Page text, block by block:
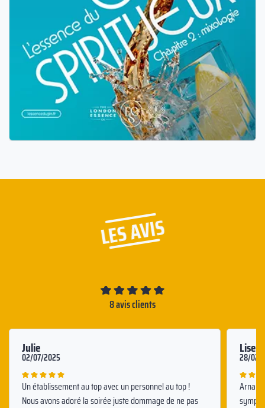
LES AVIS
8 avis clients
Julie
02/07/2025
Un établissement au top avec un personnel au top !
Nous avons adoré la soirée juste dommage de ne pas
Lise-
28/02/